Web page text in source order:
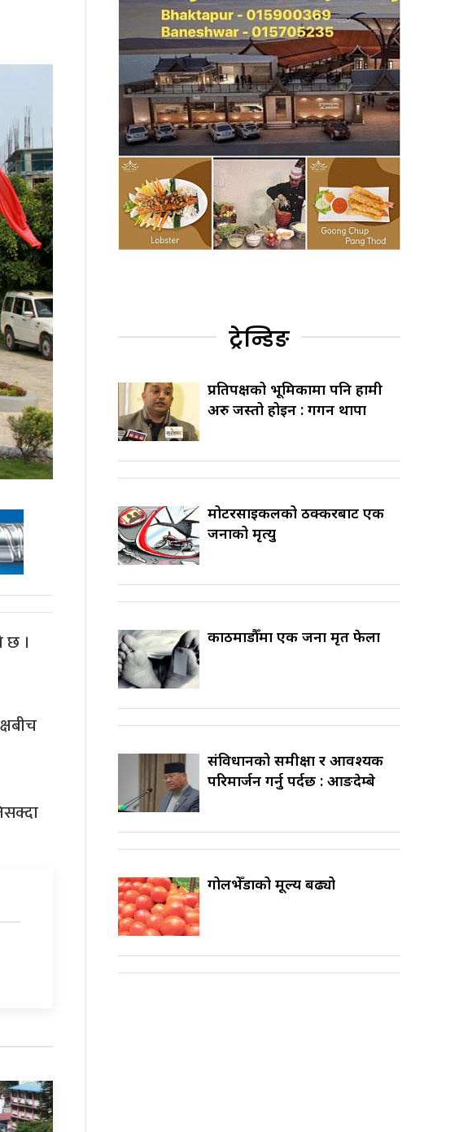
छ ।
ट्रेन्डिङ
प्रतिपक्षको भूमिकामा पनि हामी
अरु जस्तो होइन : गगन थापा
मोटरसाइकलको ठक्करबाट एक
जनाको मृत्यु
काठमाडौँमा एक जना मृत फेला
संविधानको समीक्षा र आवश्यक
परिमार्जन गर्नु पर्दछ : आङदेम्बे
गोलभेँडाको मूल्य बढ्यो